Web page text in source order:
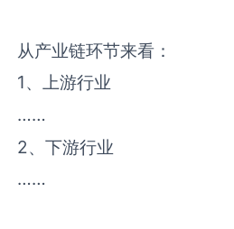
从产业链环节来看：
1、上游行业
……
2、下游行业
……